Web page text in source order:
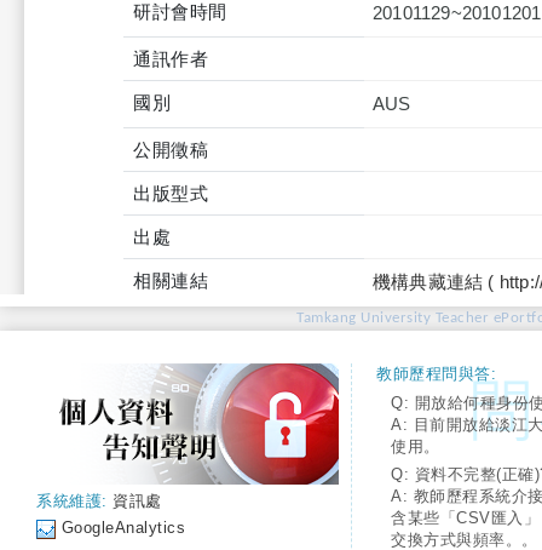
研討會時間 20101129~20101201
通訊作者
國別 AUS
公開徵稿
出版型式
出處
相關連結 機構典藏連結 (
Tamkang University Teacher
系統維護: 資訊處
GoogleAnalytics
教師歷程問與答:
Q: 開放給何種身份
A: 目前開放給淡江
使用。
Q: 資料不完整(正確
A: 教師歷程系統介
含某些「CSV匯入
交換方式與頻率。。